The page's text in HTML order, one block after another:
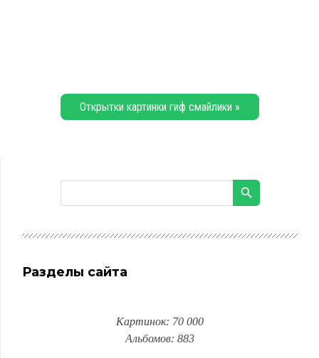
Открытки картинки гиф смайлики »
Разделы сайта
Картинок: 70 000
Альбомов: 883